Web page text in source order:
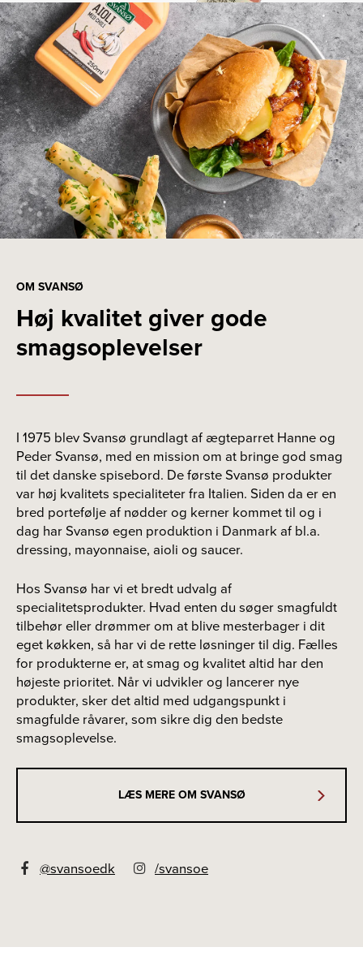
OM SVANSØ
Høj kvalitet giver gode
smagsoplevelser
I 1975 blev Svansø grundlagt af ægteparret Hanne og
Peder Svansø, med en mission om at bringe god smag
til det danske spisebord. De første Svansø produkter
var høj kvalitets specialiteter fra Italien. Siden da er en
bred portefølje af nødder og kerner kommet til og i
dag har Svansø egen produktion i Danmark af bl.a.
dressing, mayonnaise, aioli og saucer.
Hos Svansø har vi et bredt udvalg af
specialitetsprodukter. Hvad enten du søger smagfuldt
tilbehør eller drømmer om at blive mesterbager i dit
eget køkken, så har vi de rette løsninger til dig. Fælles
for produkterne er, at smag og kvalitet altid har den
højeste prioritet. Når vi udvikler og lancerer nye
produkter, sker det altid med udgangspunkt i
smagfulde råvarer, som sikre dig den bedste
smagsoplevelse.
LÆS MERE OM SVANSØ
@svansoedk /svansoe